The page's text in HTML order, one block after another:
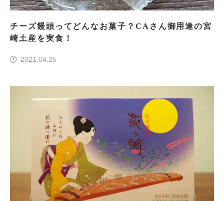
チーズ饅頭ってどんなお菓子？CAさん御用達の宮
崎土産を実食！
2021.04.25